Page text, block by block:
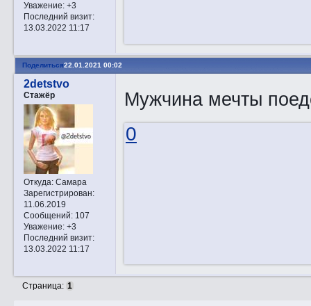
Уважение: +3
Последний визит:
13.03.2022 11:17
Поделиться22.01.2021 00:02
2detstvo
Стажёр
Откуда:Самара
Зарегистрирован:
11.06.2019
Сообщений:107
Уважение: +3
Последний визит:
13.03.2022 11:17
Мужчина мечты
0
Страница: 1